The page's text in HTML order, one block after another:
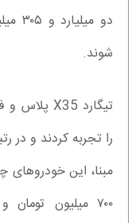
دو
شوند.
را تجربه کردند و در
مبنا، این خودروهای